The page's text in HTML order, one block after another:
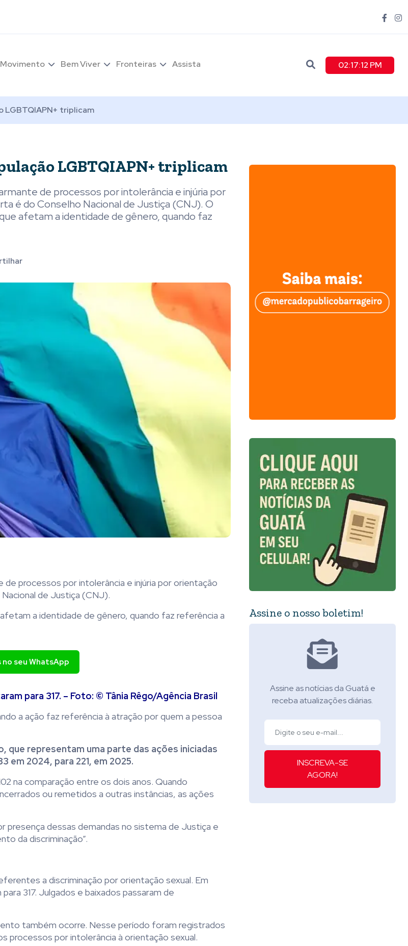
Bem Viver Fronteiras Assista 02:17:13 PM
LGBTQIAPN+ triplicam
LGBTQIAPN+ triplicam
de processos por intolerância e injúria por
é do Conselho Nacional de Justiça (CNJ). O
afetam a identidade de gênero, quando faz
processos por intolerância e injúria por orientação
de Justiça (CNJ).
a identidade de gênero, quando faz referência a
seu WhatsApp
para 317. – Foto: © Tânia Rêgo/Agência Brasil
a ação faz referência à atração por quem a pessoa
representam uma parte das ações iniciadas
em 2024, para 221, em 2025.
na comparação entre os dois anos. Quando
ou remetidos a outras instâncias, as ações
presença dessas demandas no sistema de Justiça e
da discriminação”.
a discriminação por orientação sexual. Em
317. Julgados e baixados passaram de
também ocorre. Nesse período foram registrados
processos por intolerância à orientação sexual.
Assine o nosso boletim!
Assine as notícias da Guatá e
receba atualizações diárias.
INSCREVA-SE
AGORA!